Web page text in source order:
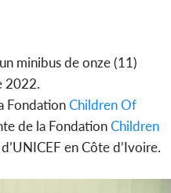
minibus de onze (11)
2022.
FondationChildren Of
de la FondationChildren
en Côte d’Ivoire.